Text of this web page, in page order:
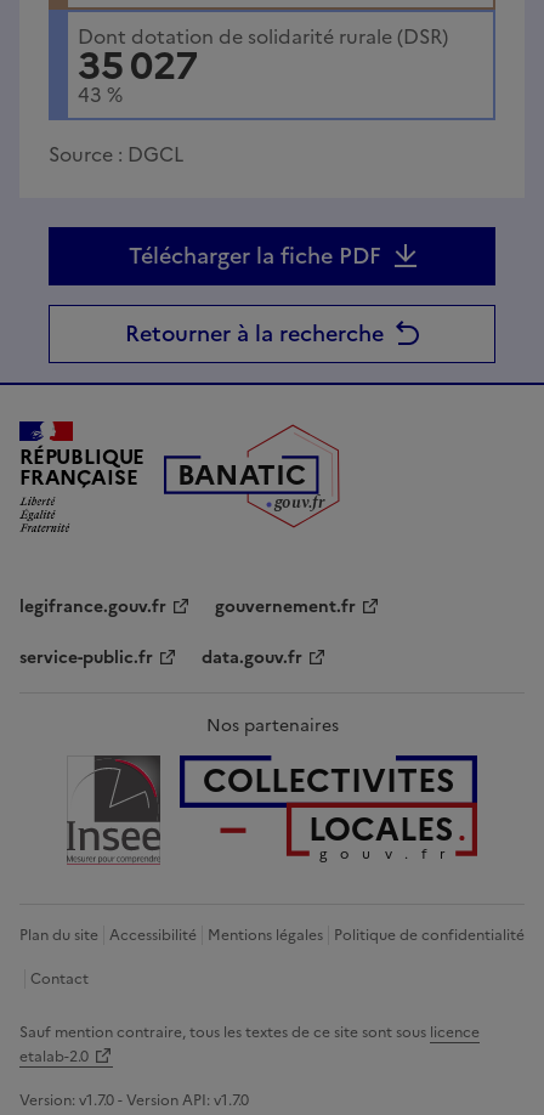
Dont dotation de solidarité rurale (DSR)
35 027
43 %
Source : DGCL
Télécharger la fiche PDF
Retourner à la recherche
RÉPUBLIQUE
FRANÇAISE BANATIC
gouv.fr
legifrance.gouv.fr
gouvernement.fr
service-public.fr
data.gouv.fr
Nos partenaires
COLLECTIVITES
LOCALES
gouv.fr
Plan du site Accessibilité Mentions légales Politique de confidentialité
Contact
Sauf mention contraire, tous les textes de ce site sont sous licence
etalab-2.0
Version: v1.7.0- Version API: v1.7.0